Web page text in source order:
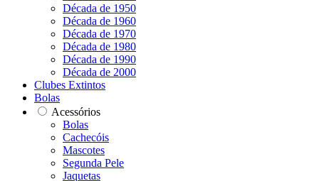
Década de 1950
Década de 1960
Década de 1970
Década de 1980
Década de 1990
Década de 2000
Clubes Extintos
Bolas
Acessórios
Bolas
Cachecóis
Mascotes
Segunda Pele
Jaquetas